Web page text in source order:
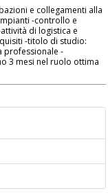
e collegamenti alla
-controllo e
di logistica e
-titolo di studio:
professionale -
3 mesi nel ruolo ottima